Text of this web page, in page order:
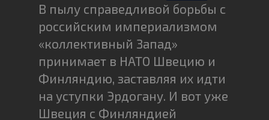
В пылу справедливой борьбы с
российским империализмом
«коллективный Запад»
принимает в НАТО Швецию и
Финляндию, заставляя их идти
на уступки Эрдогану. И вот уже
Швеция с Финляндией